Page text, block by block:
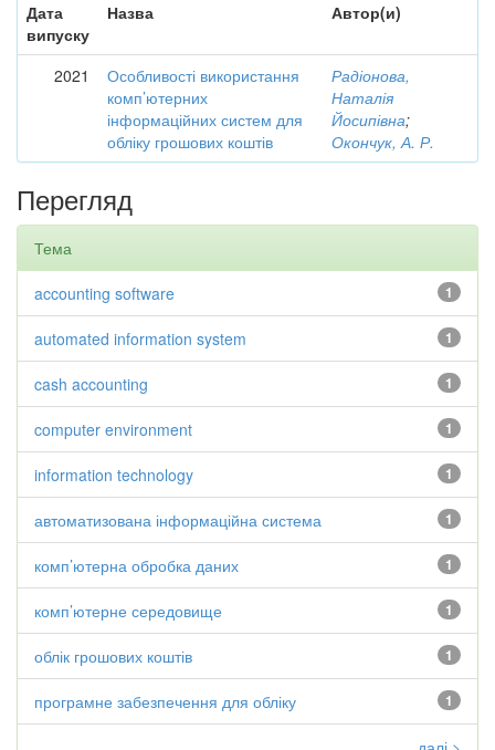
Дата
випуску
Назва Автор(и)
2021
Особливості використання
комп’ютерних
інформаційних систем для
обліку грошових коштів
Радіонова,
Наталія
Йосипівна;
Окончук, А. Р.
Перегляд
Тема
1
accounting software
1
automated information system
1
cash accounting
1
computer environment
1
information technology
1
автоматизована інформаційна система
1
комп’ютерна обробка даних
1
комп’ютерне середовище
1
облік грошових коштів
1
програмне забезпечення для обліку